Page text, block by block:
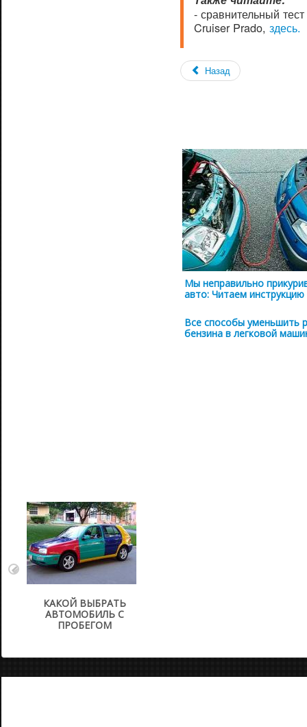
- сравнительный
Cruiser Prado, здесь.
Назад
Мы неправильно
авто: Читаем инструкцию
Все способы уменьшить
бензина в легковой
КАКОЙ ВЫБРАТЬ
АВТОМОБИЛЬ С
ПРОБЕГОМ